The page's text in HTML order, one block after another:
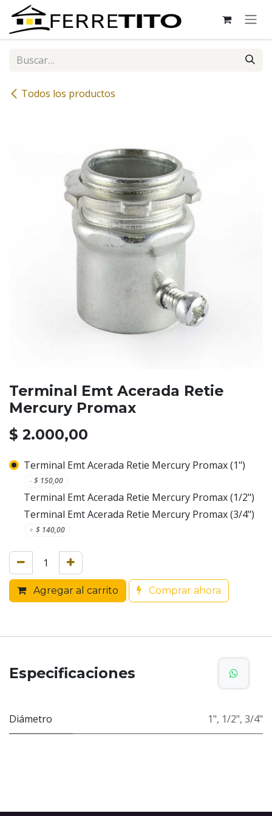
Ir al contenido
Todos los productos
Terminal Emt Acerada Retie
Mercury Promax
$ 2.000,00
Terminal Emt Acerada Retie Mercury Promax (1")
- $ 150,00
Terminal Emt Acerada Retie Mercury Promax (1/2")
Terminal Emt Acerada Retie Mercury Promax (3/4")
+ $ 140,00
Agregar al carrito Comprar ahora
Especificaciones
Diámetro 1", 1/2", 3/4"